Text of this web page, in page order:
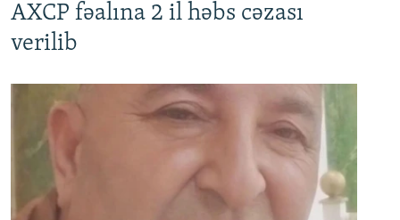
AXCP fəalına 2 il həbs cəzası
verilib